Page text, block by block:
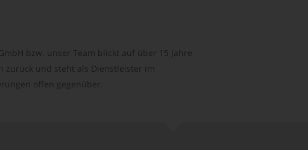
bzw. unser Team blickt auf über 15 Jahre
zurück und steht als Dienstleister im
offen gegenüber.